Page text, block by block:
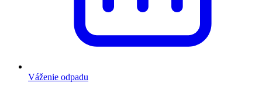
Váženie odpadu